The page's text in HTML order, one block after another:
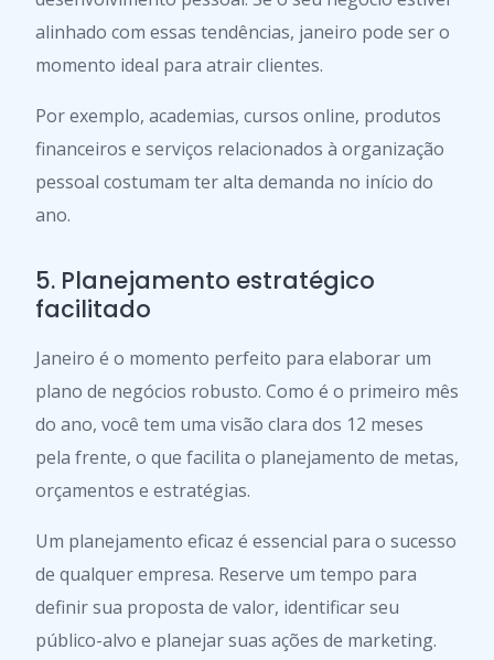
alinhado com essas tendências, janeiro pode ser o
momento ideal para atrair clientes.
Por exemplo, academias, cursos online, produtos
financeiros e serviços relacionados à organização
pessoal costumam ter alta demanda no início do
ano.
5. Planejamento estratégico
facilitado
Janeiro é o momento perfeito para elaborar um
plano de negócios robusto. Como é o primeiro mês
do ano, você tem uma visão clara dos 12 meses
pela frente, o que facilita o planejamento de metas,
orçamentos e estratégias.
Um planejamento eficaz é essencial para o sucesso
de qualquer empresa. Reserve um tempo para
definir sua proposta de valor, identificar seu
público-alvo e planejar suas ações de marketing.